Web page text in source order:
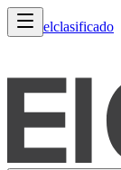
elclasificado